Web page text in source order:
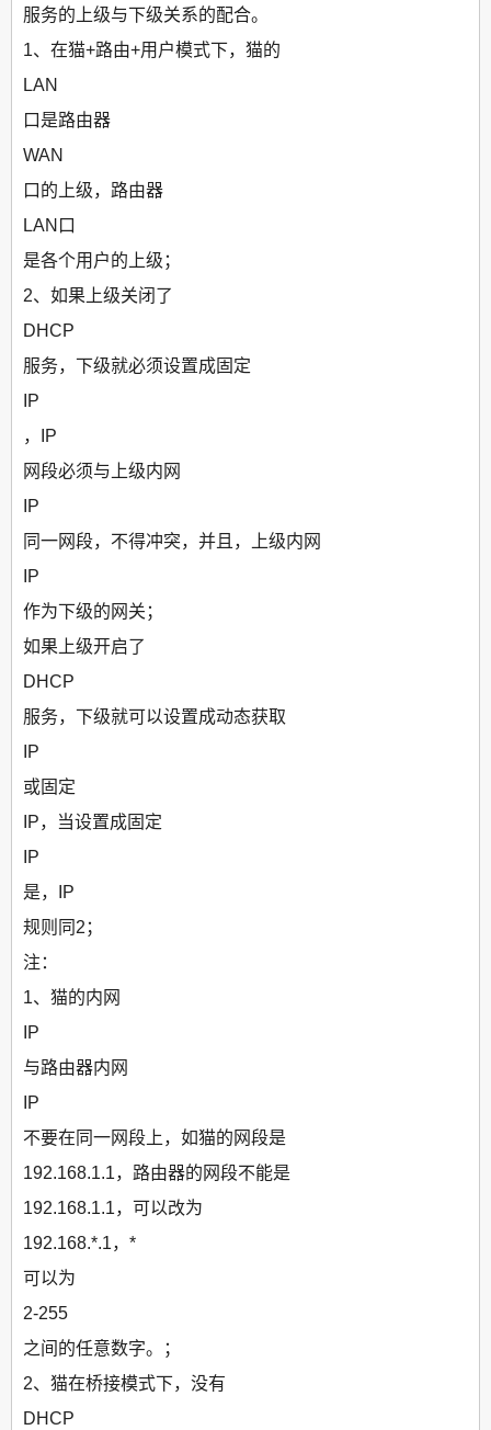
服务的上级与下级关系的配合。
1、在猫+路由+用户模式下，猫的
LAN
口是路由器
WAN
口的上级，路由器
LAN口
是各个用户的上级；
2、如果上级关闭了
DHCP
服务，下级就必须设置成固定
IP
，IP
网段必须与上级内网
IP
同一网段，不得冲突，并且，上级内网
IP
作为下级的网关；
如果上级开启了
DHCP
服务，下级就可以设置成动态获取
IP
或固定
IP，当设置成固定
IP
是，IP
规则同2；
注：
1、猫的内网
IP
与路由器内网
IP
不要在同一网段上，如猫的网段是
192.168.1.1，路由器的网段不能是
192.168.1.1，可以改为
192.168.*.1，*
可以为
2-255
之间的任意数字。；
2、猫在桥接模式下，没有
DHCP